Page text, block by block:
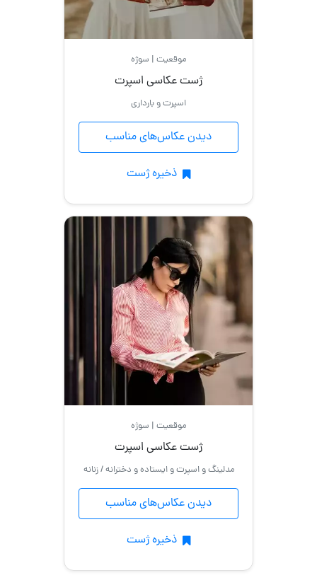
موقعیت | سوژه
ژست عکاسی اسپرت
اسپرت و بارداری
دیدن عکاس‌های مناسب
ذخیره ژست
موقعیت | سوژه
ژست عکاسی اسپرت
مدلینگ و اسپرت و ایستاده و دخترانه / زنانه
دیدن عکاس‌های مناسب
ذخیره ژست